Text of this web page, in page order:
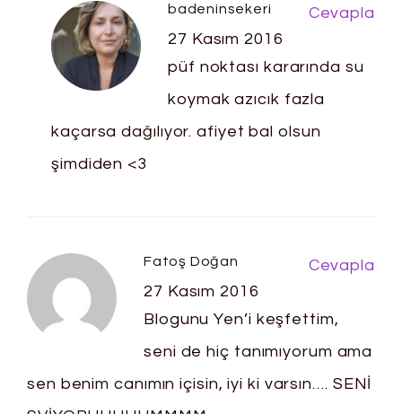
badeninsekeri
27 Kasım 2016
püf noktası kararında su
koymak azıcık fazla
kaçarsa dağılıyor. afiyet bal olsun
şimdiden <3
Cevapla
Fatoş Doğan
27 Kasım 2016
Blogunu Yen’i keşfettim,
seni de hiç tanımıyorum ama
sen benim canımın içisin, iyi ki varsın…. SENİ
Cevapla